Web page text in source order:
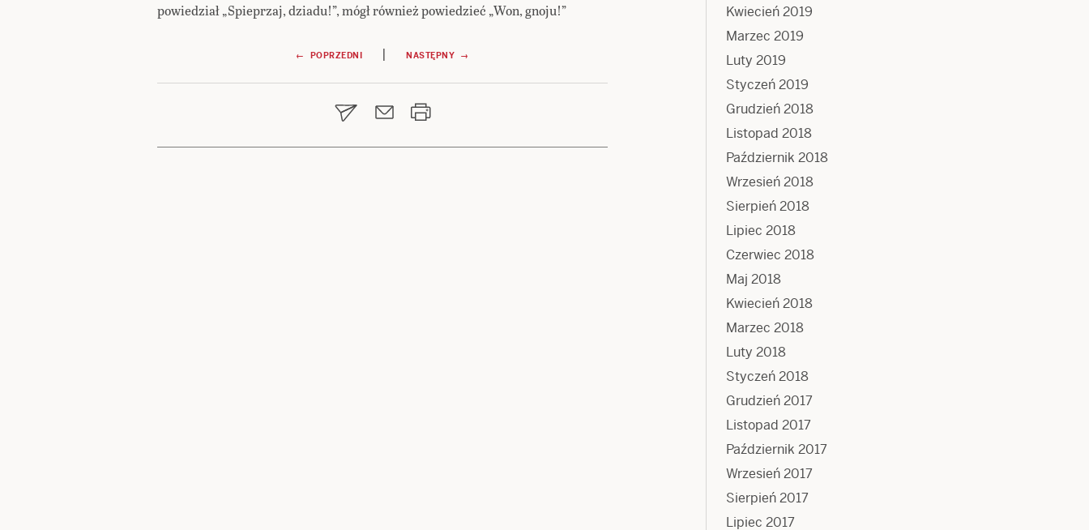
powiedział „Spieprzaj, dziadu!”, mógł również powiedzieć „Won, gnoju!”
wpisu
← POPRZEDNI | NASTĘPNY →
Kwiecień 2019
Marzec 2019
Luty 2019
Styczeń 2019
Grudzień 2018
Listopad 2018
Październik 2018
Wrzesień 2018
Sierpień 2018
Lipiec 2018
Czerwiec 2018
Maj 2018
Kwiecień 2018
Marzec 2018
Luty 2018
Styczeń 2018
Grudzień 2017
Listopad 2017
Październik 2017
Wrzesień 2017
Sierpień 2017
Lipiec 2017